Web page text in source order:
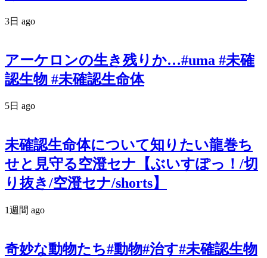
3日 ago
アーケロンの生き残りか…#uma #未確
認生物 #未確認生命体
5日 ago
未確認生命体について知りたい龍巻ち
せと見守る空澄セナ【ぶいすぽっ！/切
り抜き/空澄セナ/shorts】
1週間 ago
奇妙な動物たち#動物#治す#未確認生物